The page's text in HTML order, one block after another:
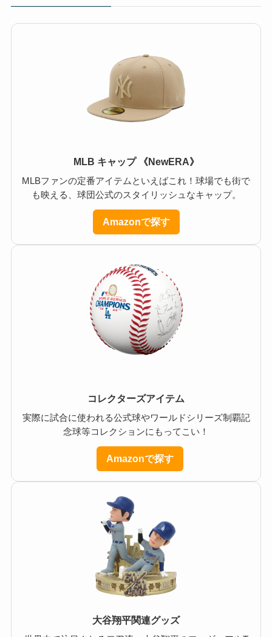
MLB キャップ 《NewERA》
MLBファンの定番アイテムといえばこれ！球場でも街で
も映える、球団公式のスタイリッシュなキャップ。
Amazonで探す
コレクターズアイテム
実際に試合に使われる公式球やワールドシリーズ制覇記
念球等コレクションにもってこい！
Amazonで探す
大谷翔平関連グッズ